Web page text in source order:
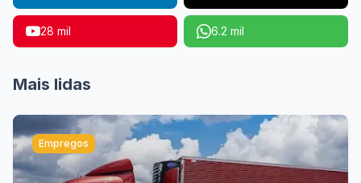
28 mil 6.2 mil
Mais lidas
Empregos